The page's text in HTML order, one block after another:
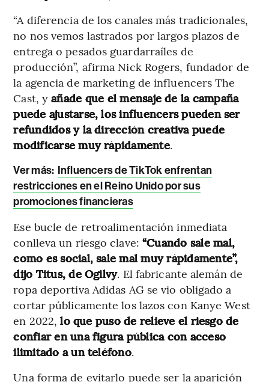
“A diferencia de los canales más tradicionales,
no nos vemos lastrados por largos plazos de
entrega o pesados guardarraíles de
producción”, afirma Nick Rogers, fundador de
la agencia de marketing de influencers The
Cast, yañade que el mensaje de la campaña
puede ajustarse, los influencers pueden ser
refundidos y la dirección creativa puede
modificarse muy rápidamente.
Ver más: Influencers de TikTok enfrentan
restricciones en el Reino Unido por sus
promociones financieras
Ese bucle de retroalimentación inmediata
conlleva un riesgo clave: “Cuando sale mal,
como es social, sale mal muy rápidamente”,
dijo Titus, de Ogilvy. El fabricante alemán de
ropa deportiva Adidas AG se vio obligado a
cortar públicamente los lazos con Kanye West
en 2022,lo que puso de relieve el riesgo de
confiar en una figura pública con acceso
ilimitado a un teléfono.
Una forma de evitarlo puede ser la aparición